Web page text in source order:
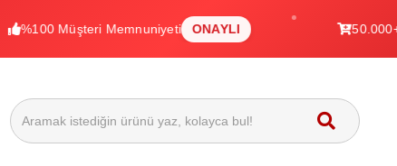
Müşteri Memnuniyeti ONAYLI 50.000+ Ürün